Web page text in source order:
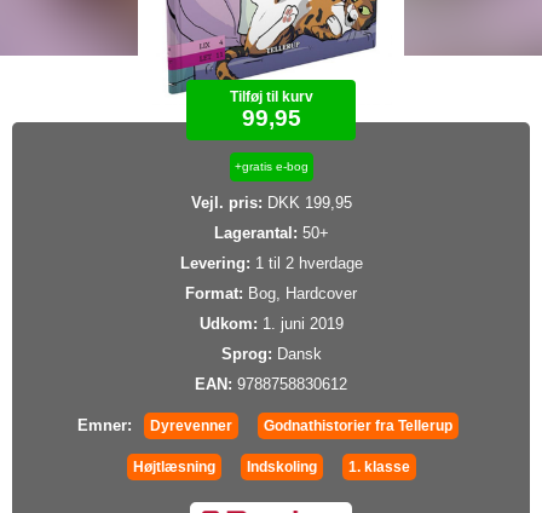
Tilføj til kurv
99,95
+gratis e-bog
Vejl. pris: DKK 199,95
Lagerantal: 50+
Levering: 1 til 2 hverdage
Format: Bog, Hardcover
Udkom: 1. juni 2019
Sprog: Dansk
EAN: 9788758830612
Emner: Dyrevenner Godnathistorier fra Tellerup
Højtlæsning Indskoling 1. klasse